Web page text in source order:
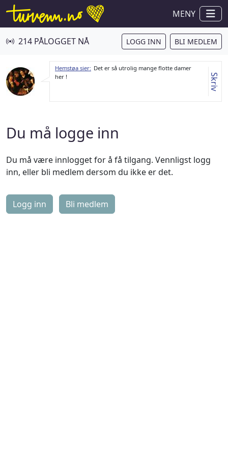
MENY
214 PÅLOGGET NÅ LOGG INN BLI MEDLEM
Hemstøa sier: Det er så utrolig mange flotte damer
her !
Skriv
Du må logge inn
Du må være innlogget for å få tilgang. Vennligst logg
inn, eller bli medlem dersom du ikke er det.
Logg inn